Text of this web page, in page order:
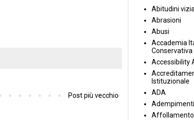
Post più vecchio
Abitudini
Abrasioni
Abusi
Accademia
Conservativa
Accessibility
Istituzionale
ADA
Adempimenti